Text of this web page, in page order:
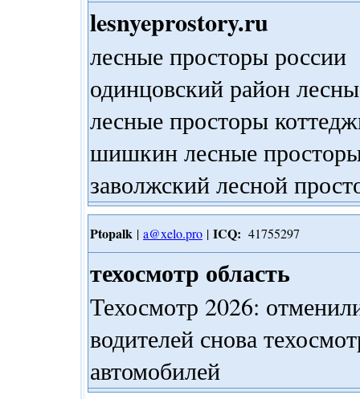
lesnyeprostory.ru
лесные просторы россии
одинцовский район
лесные просторы
шишкин лесные
заволжский лесной
Ptopalk | a@xelo.pro | ICQ: 41755297
техосмотр область
Техосмотр 2026:
водителей снова
автомобилей